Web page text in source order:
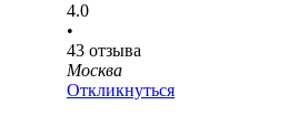
4.0
•
43 отзыва
Москва
Откликнуться